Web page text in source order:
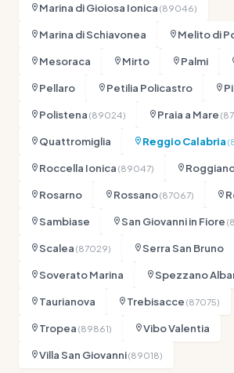
Marina di Gioiosa Ionica (89046)
Marina di Schiavonea
Melito di
Mesoraca
Mirto Palmi
Pellaro
Petilia Policastro
Polistena (89024) Praia a Mare
Quattromiglia Reggio Calabria
Roccella Ionica (89047)
Rosarno Rossano(87067)
Sambiase
San Giovanni in Fiore
Scalea (87029) Serra San Bruno
Soverato Marina
Spezzano
Taurianova
Trebisacce (87075)
Tropea (89861)
Vibo Valentia
Villa San Giovanni(89018)